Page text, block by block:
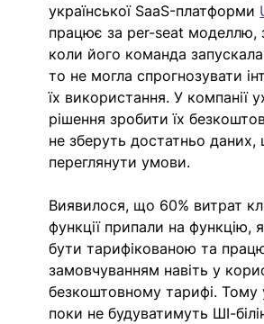
української SaaS-платформи
працює за per-seat моделлю,
коли його команда запускала
то не могла спрогнозувати
їх використання. У компанії
рішення зробити їх
не зберуть достатньо
переглянути умови.
Виявилося, що 60% витрат
функції припали на функцію,
бути тарифікованою та
замовчуванням навіть у
безкоштовному тарифі. Тому
поки не будуватимуть ШІ-